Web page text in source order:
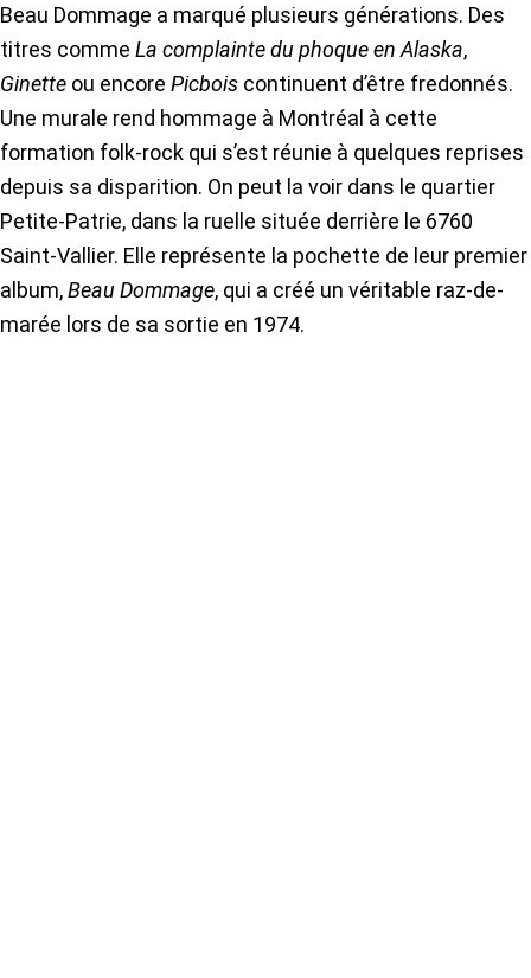
Beau Dommage a marqué plusieurs générations. Des
titres comme La complainte du phoque en Alaska,
Ginette ou encore Picbois continuent d’être fredonnés.
Une murale rend hommage à Montréal à cette
formation folk-rock qui s’est réunie à quelques reprises
depuis sa disparition. On peut la voir dans le quartier
Petite-Patrie, dans la ruelle située derrière le 6760
Saint-Vallier. Elle représente la pochette de leur premier
album,Beau Dommage, qui a créé un véritable raz-de-
marée lors de sa sortie en 1974.